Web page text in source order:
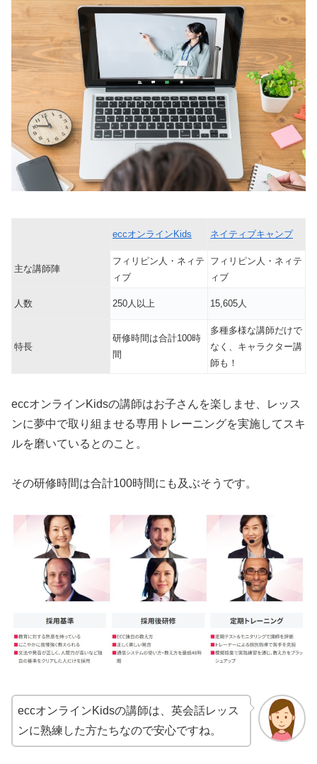
eccオンラインKids ネイティブキャンプ
主な講師陣
フィリピン人・ネィテ
ィブ
フィリピン人・ネィテ
ィブ
人数 250人以上 15,605人
特長
研修時間は合計100時
間
多種多様な講師だけで
なく、キャラクター講
師も！
eccオンラインKidsの講師はお子さんを楽しませ、レッス
ンに夢中で取り組ませる専用トレーニングを実施してスキ
ルを磨いているとのこと。
その研修時間は合計100時間にも及ぶそうです。
eccオンラインKidsの講師は、英会話レッス
ンに熟練した方たちなので安心ですね。